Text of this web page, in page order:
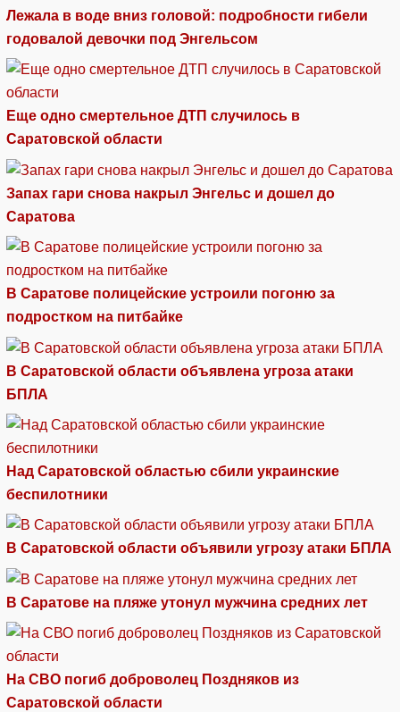
Лежала в воде вниз головой: подробности гибели
годовалой девочки под Энгельсом
Еще одно смертельное ДТП случилось в
Саратовской области
Запах гари снова накрыл Энгельс и дошел до
Саратова
В Саратове полицейские устроили погоню за
подростком на питбайке
В Саратовской области объявлена угроза атаки
БПЛА
Над Саратовской областью сбили украинские
беспилотники
В Саратовской области объявили угрозу атаки БПЛА
В Саратове на пляже утонул мужчина средних лет
На СВО погиб доброволец Поздняков из
Саратовской области